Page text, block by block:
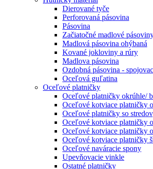
Dierované tyče
Perforovaná pásovina
Pásovina
Začiatočné madlové
Madlová pásovina ohýbaná
Kované jokloviny a rúry
Madlova pásovina
Ozdobná pásovina -
Oceľová guľatina
Oceľové platničky
Oceľové platničky okrúhle/
Oceľové kotviace platničky
Oceľové platničky so
Oceľové kotviace platničky
Oceľové kotviace platničky
Oceľové kotviace platničky
Oceľové naváracie spony
Upevňovacie vinkle
Ostatné platničky